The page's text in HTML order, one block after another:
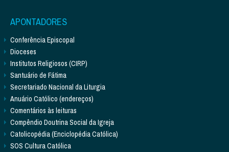
APONTADORES
Conferência Episcopal
Dioceses
Institutos Religiosos (CIRP)
Santuário de Fátima
Secretariado Nacional da Liturgia
Anuário Católico (endereços)
Comentários às leituras
Compêndio Doutrina Social da Igreja
Catolicopédia (Enciclopédia Católica)
SOS Cultura Católica